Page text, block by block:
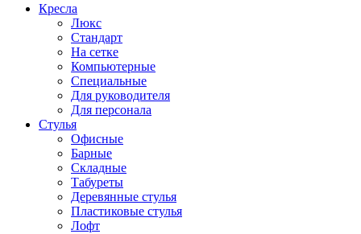
Кресла
Люкс
Стандарт
На сетке
Компьютерные
Специальные
Для руководителя
Для персонала
Стулья
Офисные
Барные
Складные
Табуреты
Деревянные стулья
Пластиковые стулья
Лофт